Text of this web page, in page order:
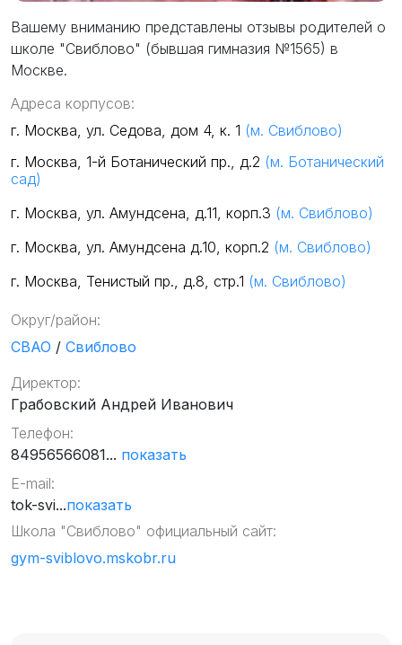
Вашему вниманию представлены отзывы родителей о
школе "Свиблово" (бывшая гимназия №1565) в
Москве.
Адреса корпусов:
г. Москва, ул. Седова, дом 4, к. 1 (м. Свиблово)
г. Москва, 1-й Ботанический пр., д.2 (м. Ботанический
сад)
г. Москва, ул. Амундсена, д.11, корп.3 (м. Свиблово)
г. Москва, ул. Амундсена д.10, корп.2 (м. Свиблово)
г. Москва, Тенистый пр., д.8, стр.1 (м. Свиблово)
Округ/район:
СВАО / Свиблово
Директор:
Грабовский Андрей Иванович
Телефон:
84956566081... показать
E-mail:
tok-svi...показать
Школа "Свиблово" официальный сайт:
gym-sviblovo.mskobr.ru